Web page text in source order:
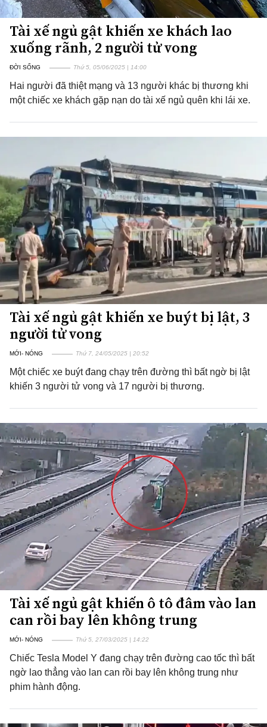
Tài xế ngủ gật khiến xe khách lao
xuống rãnh, 2 người tử vong
ĐỜI SỐNG Thứ 5, 05/06/2025 | 14:00
Hai người đã thiệt mạng và 13 người khác bị thương khi
một chiếc xe khách gặp nạn do tài xế ngủ quên khi lái xe.
Tài xế ngủ gật khiến xe buýt bị lật, 3
người tử vong
MỚI- NÓNG Thứ 7, 24/05/2025 | 20:52
Một chiếc xe buýt đang chạy trên đường thì bất ngờ bị lật
khiến 3 người tử vong và 17 người bị thương.
Tài xế ngủ gật khiến ô tô đâm vào lan
can rồi bay lên không trung
MỚI- NÓNG Thứ 5, 27/03/2025 | 14:22
Chiếc Tesla Model Y đang chạy trên đường cao tốc thì bất
ngờ lao thẳng vào lan can rồi bay lên không trung như
phim hành động.